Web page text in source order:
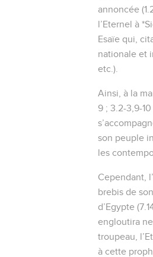
annoncée
l’Eternel à
Esaïe qui,
nationale et
etc.).
Ainsi, à la
9 ; 3.2-3,9-
son peuple
les
Cependant,
brebis de
d’Egypte
engloutira ne
troupeau,
à cette